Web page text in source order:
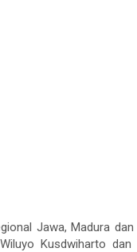
Jawa, Madura
Kusdwiharto dan